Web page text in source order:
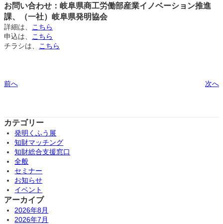
お問い合わせ：岐阜県商工労働部産業イノベーション推進
課、（一社）岐阜県発明協会
詳細は、
こちら
申込は、
こちら
チラシは、
こちら
前へ 次へ
カテゴリー
発明くふう展
知財マッチング
知財総合支援窓口
全般
セミナー
お知らせ
イベント
アーカイブ
2026年8月
2026年7月